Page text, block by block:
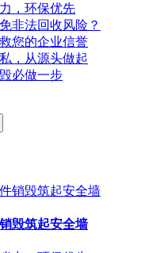
，环保优先
非法回收风险？
您的企业信誉
，从源头做起
必做一步
毁筑起安全墙